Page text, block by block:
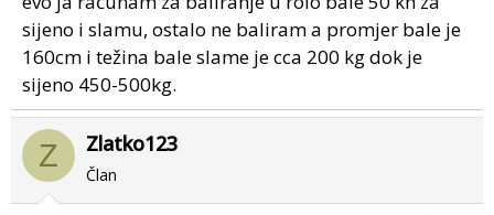
sijeno i slamu, ostalo ne baliram a promjer bale je
160cm i težina bale slame je cca 200 kg dok je
sijeno 450-500kg.
Z Zlatko123
Član